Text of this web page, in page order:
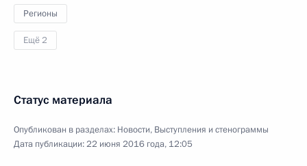
Регионы
Ещё 2
Статус материала
Опубликован в разделах: Новости, Выступления и стенограммы
Дата публикации:22 июня 2016 года, 12:05